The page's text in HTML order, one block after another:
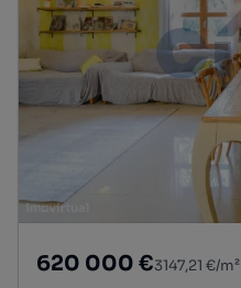
620 000 €3147,21 €/m²